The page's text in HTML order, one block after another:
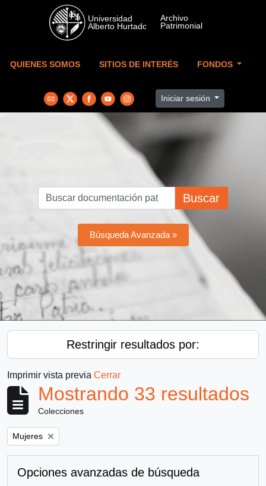
Skip to main content
QUIENES SOMOS SITIOS DE INTERÉS FONDOS
Iniciar sesión
Buscar
Búsqueda Avanzada »
Restringir resultados por:
Imprimir vista previa Cerrar
Mostrando 33 resultados
Colecciones
Remove filter:
Mujeres
Opciones avanzadas de búsqueda